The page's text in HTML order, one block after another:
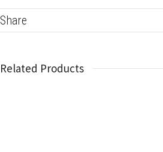
Share
Related Products